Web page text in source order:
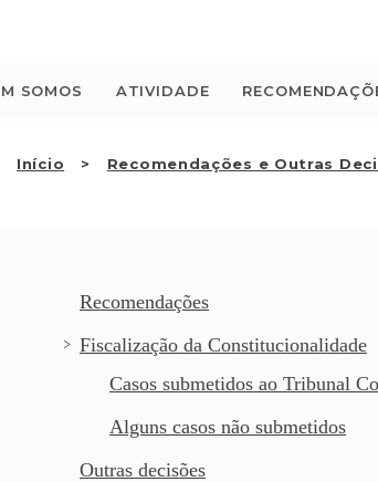
SOMOS ATIVIDADE
Início Recomendações e Outras
Recomendações
Fiscalização da Constitucionalidade
Casos submetidos ao Tribunal
Alguns casos não submetidos
Outras decisões